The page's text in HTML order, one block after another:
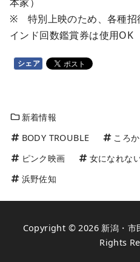
※ 特別上映のため、各種招
インド回数鑑賞券は使用OK
シェア
新着情報
BODY TROUBLE
ころ
ピンク映画
女になれな
浜野佐知
Copyright © 2026 新潟・市
Rights